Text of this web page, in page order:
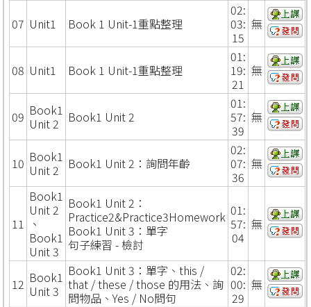
07 Unit1 Book 1 Unit-1重點整理
02:
03:
15
無
08 Unit1 Book 1 Unit-1重點整理
01:
19:
21
無
09 Book1
Unit 2
Book1 Unit 2
01:
57:
39
無
10 Book1
Unit 2
Book1 Unit 2：詢問年齡
02:
07:
36
無
11
Book1
Unit 2
、
Book1
Unit 3
Book1 Unit 2：
Practice2&Practice3Homework
Book1 Unit 3：單字
句子練習 - 檢討
01:
57:
04
無
12 Book1
Unit 3
Book1 Unit 3：單字、this /
that / these / those 的用法、詢
問物品、Yes / No問句
02:
00:
29
無